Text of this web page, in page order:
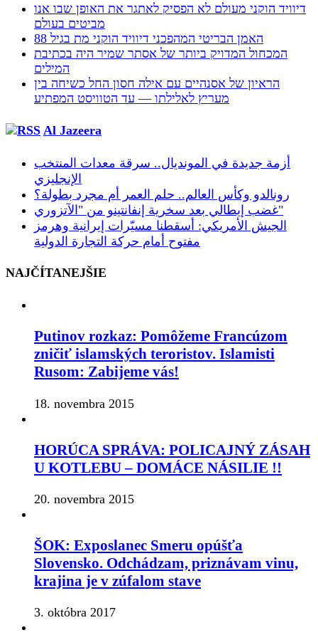
דיוויד הוקני מעולם לא הפסיק לאתגר את האופן שבו אנו
מביטים בעולם
האמן הבריטי המהפכני דיוויד הוקני מת בגיל 88
המכחול המדויק ביותר של אסתר שמיר היה בכתיבת
המילים
הראיון של אסנהיים עם אילה חסון החל כשיחה בין
מעריץ לאלילתו — עד הטוויסט המפתיע
Al Jazeera
أزمة جديدة في المونديال.. سرقة معدات المنتخب
الإنجليزي
رونالدو وكأس العالم.. حلم العمر أم مجرد بطولة؟
غضب إيطالي بعد سخرية إنفانتينو من "الآتزوري"
الجيش الأمريكي: أسقطنا مسيّرات إيرانية وهرمز
مفتوح أمام حركة التجارة الدولية
NAJČÍTANEJŠIE
Putinov rozkaz: Pomôžeme Francúzom
zničiť islamských teroristov. Islamisti
Rusom: Zabijeme vás!
18. novembra 2015
HORÚCA SPRÁVA: POLICAJNÝ ZÁSAH
U KOTLEBU – DOMÁCE NÁSILIE !!
20. novembra 2015
ŠOK: Exposlanec Smeru opúšťa
Slovensko. Odchádzam, priznávam vinu,
krajina je v zúfalom stave
3. októbra 2017